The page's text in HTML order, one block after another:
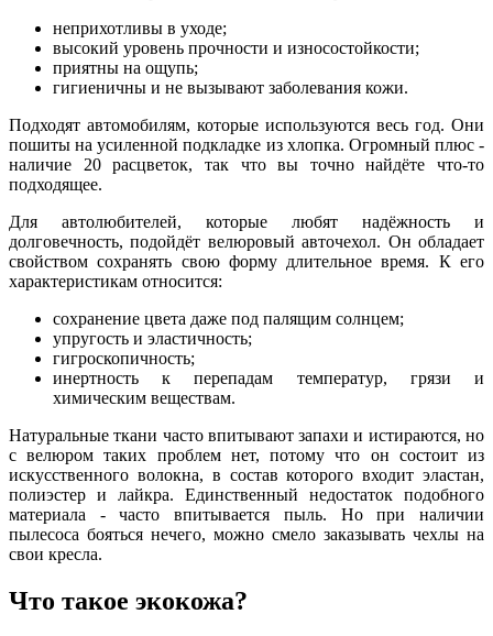
неприхотливы в уходе;
высокий уровень прочности и износостойкости;
приятны на ощупь;
гигиеничны и не вызывают заболевания кожи.
Подходят автомобилям, которые используются весь год. Они
пошиты на усиленной подкладке из хлопка. Огромный плюс -
наличие 20 расцветок, так что вы точно найдёте что-то
подходящее.
Для автолюбителей, которые любят надёжность и
долговечность, подойдёт велюровый авточехол. Он обладает
свойством сохранять свою форму длительное время. К его
характеристикам относится:
сохранение цвета даже под палящим солнцем;
упругость и эластичность;
гигроскопичность;
инертность к перепадам температур, грязи и
химическим веществам.
Натуральные ткани часто впитывают запахи и истираются, но
с велюром таких проблем нет, потому что он состоит из
искусственного волокна, в состав которого входит эластан,
полиэстер и лайкра. Единственный недостаток подобного
материала - часто впитывается пыль. Но при наличии
пылесоса бояться нечего, можно смело заказывать чехлы на
свои кресла.
Что такое экокожа?